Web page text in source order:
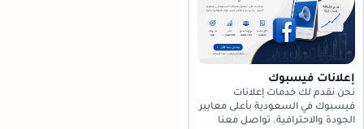
إعلانات فيسبوك
نحن نقدم لك خدمات إعلانات
فيسبوك في السعودية بأعلى معايير
الجودة والاحترافية. تواصل معنا